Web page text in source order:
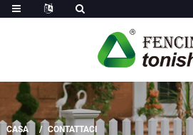
CASA CONTATTACI